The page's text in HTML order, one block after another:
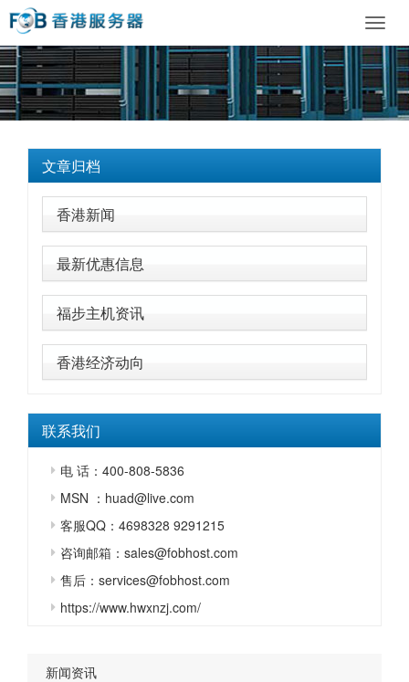
文章归档
香港新闻
最新优惠信息
福步主机资讯
香港经济动向
联系我们
电 话：400-808-5836
MSN ：huad@live.com
客服QQ：4698328 9291215
咨询邮箱：sales@fobhost.com
售后：services@fobhost.com
https://www.hwxnzj.com/
新闻资讯